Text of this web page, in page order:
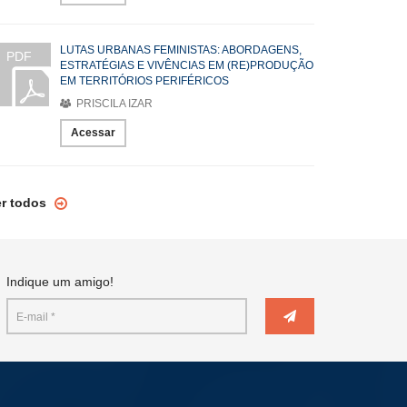
PDF
LUTAS URBANAS FEMINISTAS: ABORDAGENS,
ESTRATÉGIAS E VIVÊNCIAS EM (RE)PRODUÇÃO
EM TERRITÓRIOS PERIFÉRICOS
PRISCILA IZAR
Acessar
todos
Indique um amigo!